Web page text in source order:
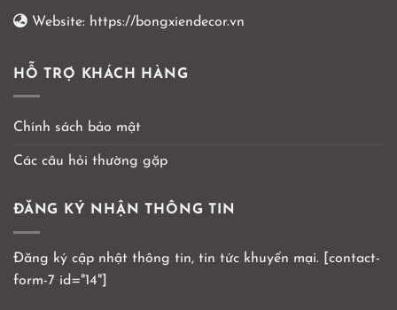
Website: https://bongxiendecor.vn
HỖ TRỢ KHÁCH HÀNG
Chính sách bảo mật
Các câu hỏi thường gặp
ĐĂNG KÝ NHẬN THÔNG TIN
Đăng ký cập nhật thông tin, tin tức khuyến mại. [contact-
form-7 id="14"]